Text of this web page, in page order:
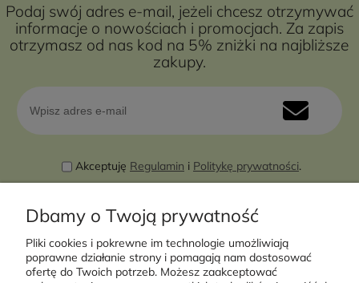
Podaj swój adres e-mail, jeżeli chcesz otrzymywać
informacje o nowościach i promocjach. Za zapis
otrzymasz od nas kod na 5% zniżki na najbliższe
zakupy.
Akceptuję Regulamin i Politykę prywatności.
Dbamy o Twoją prywatność
Pliki cookies i pokrewne im technologie umożliwiają
poprawne działanie strony i pomagają nam dostosować
ofertę do Twoich potrzeb. Możesz zaakceptować